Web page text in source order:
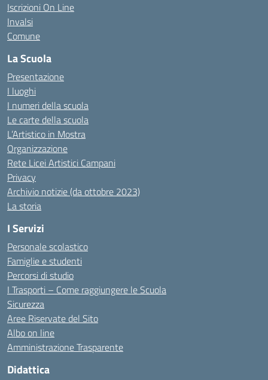
Iscrizioni On Line
Invalsi
Comune
La Scuola
Presentazione
I luoghi
I numeri della scuola
Le carte della scuola
L’Artistico in Mostra
Organizzazione
Rete Licei Artistici Campani
Privacy
Archivio notizie (da ottobre 2023)
La storia
I Servizi
Personale scolastico
Famiglie e studenti
Percorsi di studio
I Trasporti – Come raggiungere le Scuola
Sicurezza
Aree Riservate del Sito
Albo on line
Amministrazione Trasparente
Didattica